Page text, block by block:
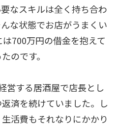
なスキルは全く持ち合わ
な状態でお店がうまくい
700万円の借金を抱えて
のです。
営する居酒屋で店長とし
済を続けていました。し
活費もそれなりにかかり